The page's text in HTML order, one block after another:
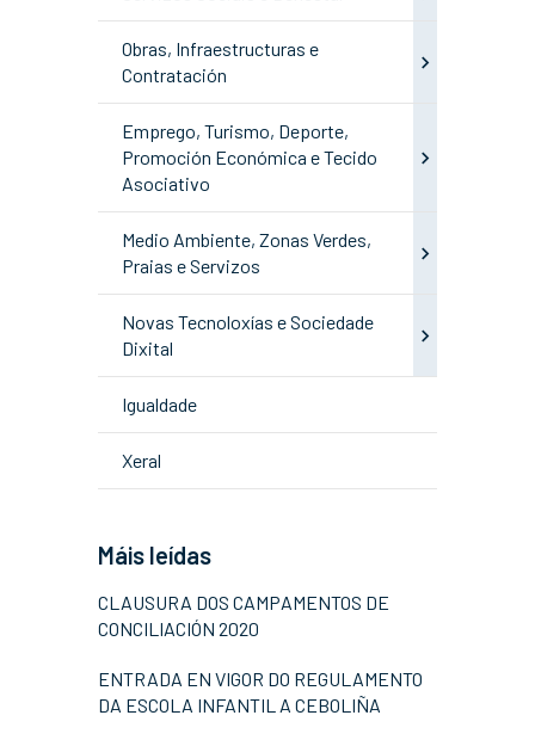
Obras, Infraestructuras e
Contratación
Emprego, Turismo, Deporte,
Promoción Económica e Tecido
Asociativo
Medio Ambiente, Zonas Verdes,
Praias e Servizos
Novas Tecnoloxías e Sociedade
Dixital
Igualdade
Xeral
Máis leídas
CLAUSURA DOS CAMPAMENTOS DE
CONCILIACIÓN 2020
ENTRADA EN VIGOR DO REGULAMENTO
DA ESCOLA INFANTIL A CEBOLIÑA